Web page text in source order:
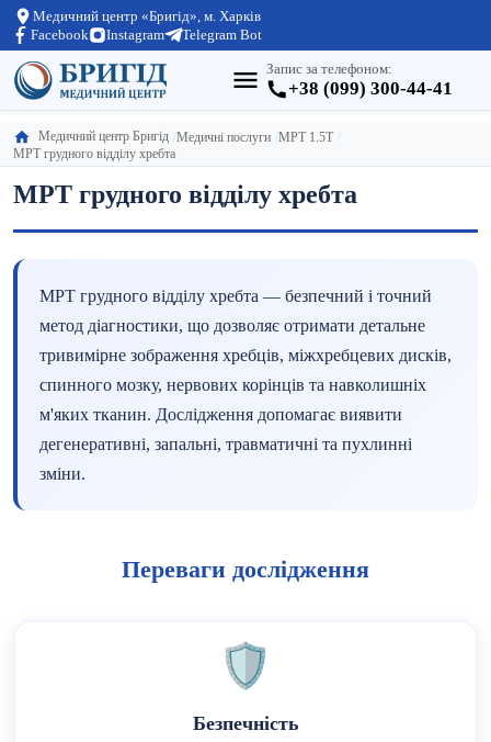
Медичний центр «Бригід», м. Харків
Facebook
Instagram Telegram Bot
Запис за телефоном:
+38 (099) 300-44-41
Медичний центр Бригід Медичні послуги МРТ 1.5Т
МРТ грудного відділу хребта
МРТ грудного відділу хребта
МРТ грудного відділу хребта — безпечний і точний
метод діагностики, що дозволяє отримати детальне
тривимірне зображення хребців, міжхребцевих дисків,
спинного мозку, нервових корінців та навколишніх
м'яких тканин. Дослідження допомагає виявити
дегенеративні, запальні, травматичні та пухлинні
зміни.
Переваги дослідження
🛡️
Безпечність